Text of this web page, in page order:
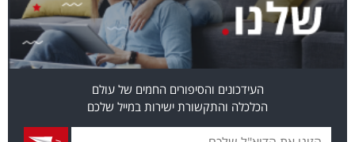
העידכונים והסיפורים החמים של עולם
הכלכלה והתקשורת ישירות במייל שלכם